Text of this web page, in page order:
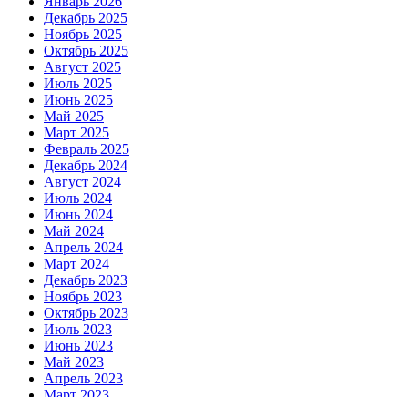
Декабрь 2025
Ноябрь 2025
Октябрь 2025
Август 2025
Июль 2025
Июнь 2025
Май 2025
Март 2025
Февраль 2025
Декабрь 2024
Август 2024
Июль 2024
Июнь 2024
Май 2024
Апрель 2024
Март 2024
Декабрь 2023
Ноябрь 2023
Октябрь 2023
Июль 2023
Июнь 2023
Май 2023
Апрель 2023